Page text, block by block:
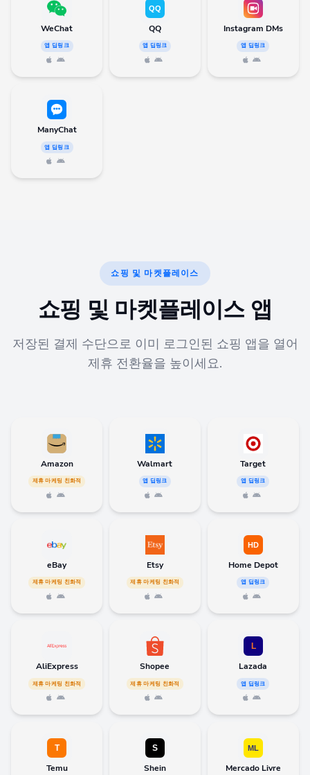
WeChat
앱 딥링크
QQ
앱 딥링크
Instagram DMs
앱 딥링크
ManyChat
앱 딥링크
쇼핑 및 마켓플레이스
쇼핑 및 마켓플레이스 앱
저장된 결제 수단으로 이미 로그인된 쇼핑 앱을 열어
제휴 전환율을 높이세요.
Amazon
제휴 마케팅 친화적
Walmart
앱 딥링크
Target
앱 딥링크
eBay
제휴 마케팅 친화적
Etsy
제휴 마케팅 친화적
Home Depot
앱 딥링크
AliExpress
제휴 마케팅 친화적
Shopee
제휴 마케팅 친화적
Lazada
앱 딥링크
Temu Shein Mercado Livre